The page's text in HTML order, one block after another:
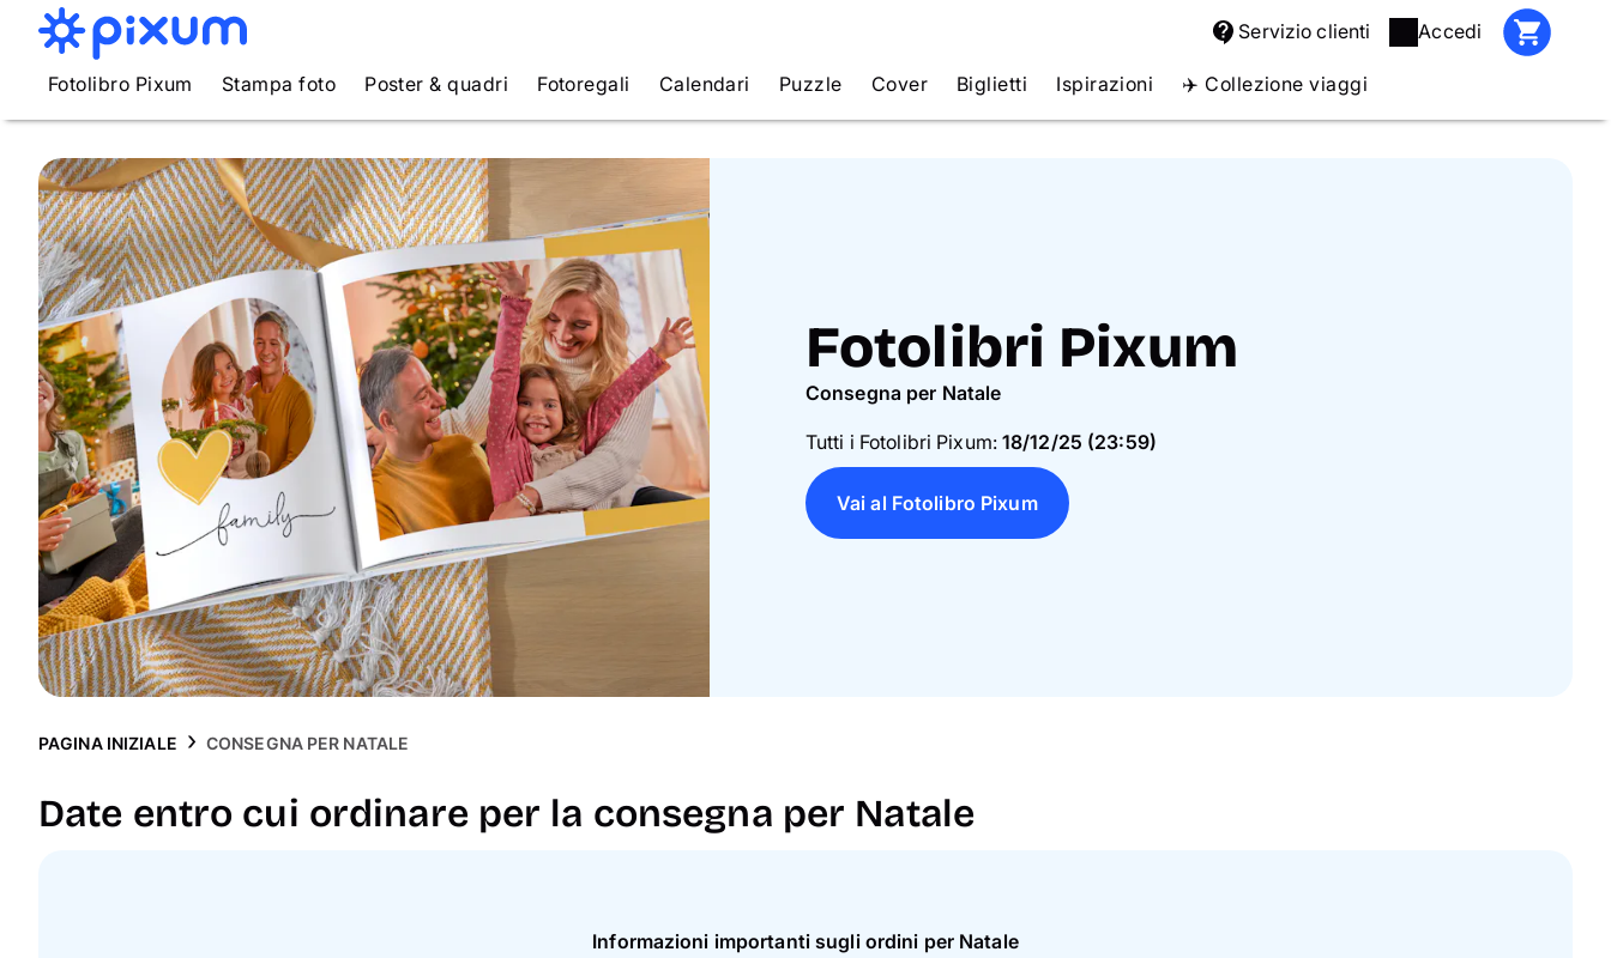
Servizio clienti Accedi
Fotolibro Pixum Stampa foto Poster & quadri Fotoregali Calendari Puzzle Cover Biglietti Ispirazioni ✈️ Collezione viaggi
Fotolibri Pixum
Consegna per Natale
Tutti i Fotolibri Pixum: 18/12/25 (23:59)
Vai al Fotolibro Pixum
PAGINA INIZIALE CONSEGNA PER NATALE
Date entro cui ordinare per la consegna per Natale
Informazioni importanti sugli ordini per Natale